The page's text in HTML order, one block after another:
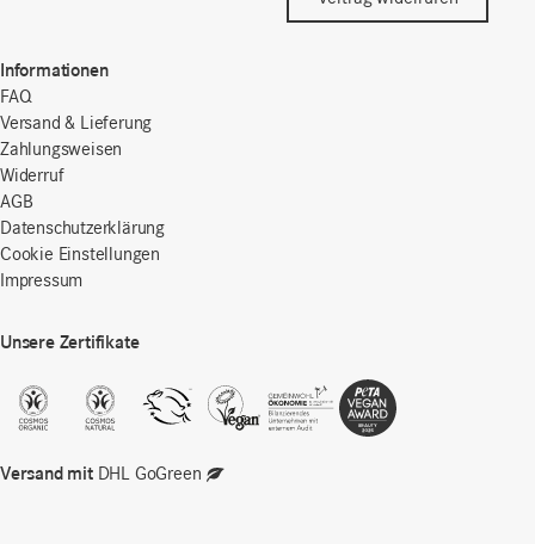
Informationen
FAQ
Versand & Lieferung
Zahlungsweisen
Widerruf
AGB
Datenschutzerklärung
Cookie Einstellungen
Impressum
Unsere Zertifikate
Versand mitDHL GoGreen